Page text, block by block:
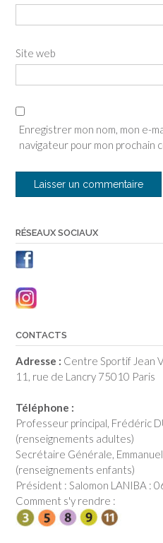
Site web
Enregistrer mon nom, mon e-
navigateur pour mon prochain
RÉSEAUX SOCIAUX
CONTACTS
Adresse : Centre Sportif Jean
11, rue de Lancry 75010 Paris
Téléphone :
Professeur principal, Frédéric
(renseignements adultes)
Secrétaire Générale,
(renseignements enfants)
Président : Salomon LANIBA :
Comment s'y rendre :